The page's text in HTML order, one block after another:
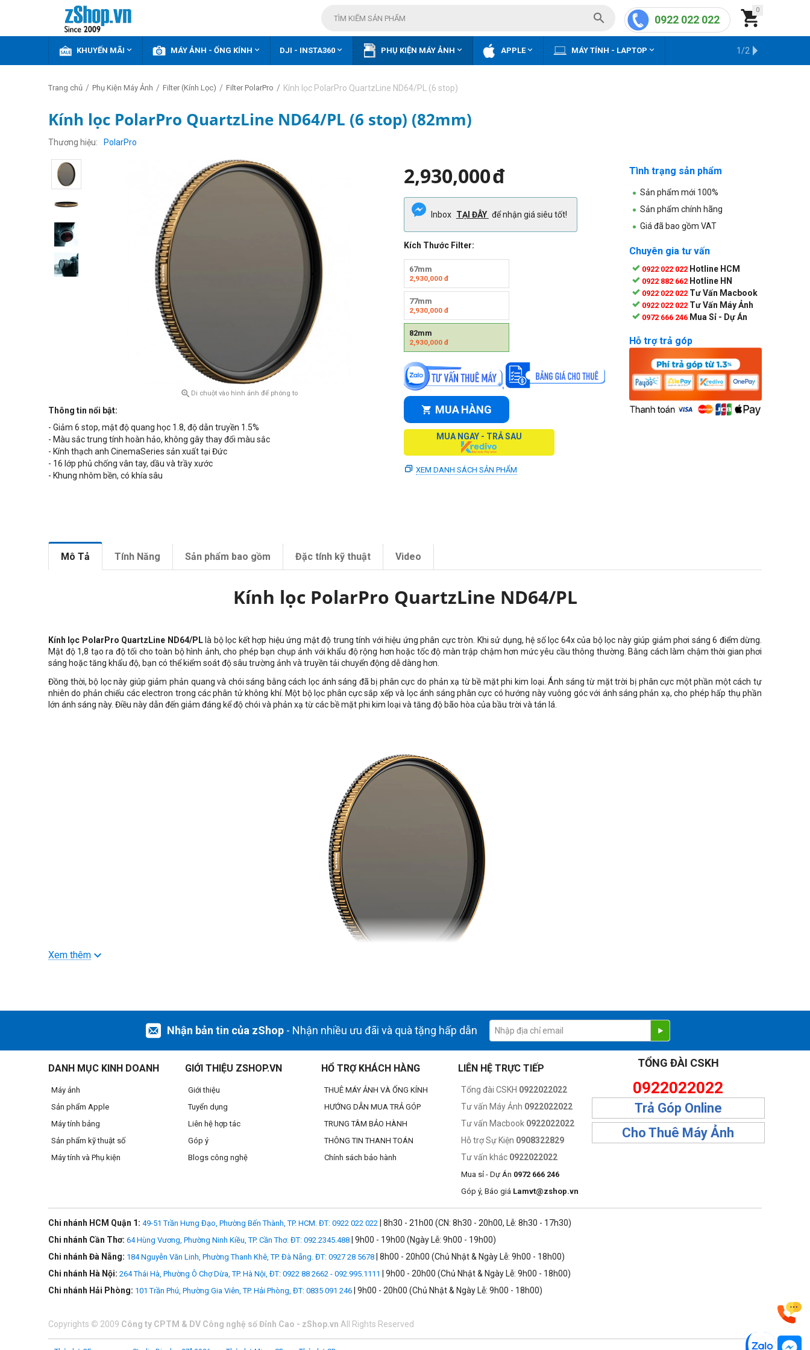
0

0922 022 022

KHUYẾN MÃI  MÁY ẢNH - ỐNG KÍNH  DJI - INSTA360  PHỤ KIỆN MÁY ẢNH  APPLE MÁY TÍNH - LAPTOP  KHO HÀNG CŨ
1/2
Trang chủ / Phụ Kiện Máy Ảnh / Filter (Kính Lọc) / Filter PolarPro / Kính lọc PolarPro QuartzLine ND64/PL (6 stop)
Kính lọc PolarPro QuartzLine ND64/PL (6 stop) (82mm)
Thương hiệu PolarPro
 Di chuột vào hình ảnh để phóng to
Thông tin nổi bật:
- Giảm 6 stop, mật độ quang học 1.8, độ dẫn truyền 1.5%
- Màu sắc trung tính hoàn hảo, không gây thay đổi màu sắc
- Kính thạch anh CinemaSeries sản xuất tại Đức
- 16 lớp phủ chống vân tay, dầu và trầy xước
- Khung nhôm bền, có khía sâu
2,930,000đ
Inbox TẠI ĐÂY để nhận giá siêu tốt!
Kích Thước Filter:
67mm
2,930,000đ
77mm
2,930,000đ
82mm
2,930,000đ
MUA HÀNG
MUA NGAY - TRẢ SAU
XEM DANH SÁCH SẢN PHẨM
Tình trạng sản phẩm
Sản phẩm mới 100%
Sản phẩm chính hãng
Giá đã bao gồm VAT
Chuyên gia tư vấn
0922 022 022 Hotline HCM
0922 882 662 Hotline HN
0922 022 022 Tư Vấn Macbook
0922 022 022 Tư Vấn Máy Ảnh
0972 666 246 Mua Sỉ - Dự Án
Hỗ trợ trả góp
Mô Tả Tính Năng Sản phẩm bao gồm Đặc tính kỹ thuật Video
Kính lọc PolarPro QuartzLine ND64/PL
Kính lọc PolarPro QuartzLine ND64/PLlà bộ lọc kết hợp hiệu ứng mật độ trung tính với hiệu ứng phân cực tròn. Khi sử dụng, hệ số lọc 64x của bộ lọc này giúp giảm phơi sáng 6 điểm dừng.
Mật độ 1,8 tạo ra độ tối cho toàn bộ hình ảnh, cho phép bạn chụp ảnh với khẩu độ rộng hơn hoặc tốc độ màn trập chậm hơn mức yêu cầu thông thường. Bằng cách làm chậm thời gian phơi
sáng hoặc tăng khẩu độ, bạn có thể kiểm soát độ sâu trường ảnh và truyền tải chuyển động dễ dàng hơn.
Đồng thời, bộ lọc này giúp giảm phản quang và chói sáng bằng cách lọc ánh sáng đã bị phân cực do phản xạ từ bề mặt phi kim loại. Ánh sáng từ mặt trời bị phân cực một phần một cách tự
nhiên do phản chiếu các electron trong các phân tử không khí. Một bộ lọc phân cực sắp xếp và lọc ánh sáng phân cực có hướng này vuông góc với ánh sáng phản xạ, cho phép hấp thụ phần
lớn ánh sáng này. Điều này dẫn đến giảm đáng kể độ chói và phản xạ từ các bề mặt phi kim loại và tăng độ bão hòa của bầu trời và tán lá.
Điều kiện ứng dụng lý tưởng: Có nắng nhẹ
Bộ lọc ND64/PL 6 điểm dừng này hoạt động hiệu quả cho nhiều ứng dụng và trường hợp sử dụng. Nó có thể được sử dụng cho cả quay phim và chụp ảnh, để kiểm soát tốc độ cửa trập với khẩu
độ rộng hoặc chụp ảnh phơi sáng lâu đầy sáng tạo.
Không cần xếp chồng các bộ lọc nữa
Với cả tính năng phân cực và giảm điểm dừng được tích hợp trong một bộ lọc duy nhất.
Xem thêm
Nhận bản tin của zShop - Nhận nhiều ưu đãi và quà tặng hấp dẫn
DANH MỤC KINH DOANH
Máy ảnh
Sản phẩm Apple
Máy tính bảng
Sản phẩm kỹ thuật số
Máy tính và Phụ kiện
GIỚI THIỆU ZSHOP.VN
Giới thiệu
Tuyển dụng
Liên hệ hợp tác
Góp ý
Blogs công nghệ
HỔ TRỢ KHÁCH HÀNG
THUÊ MÁY ẢNH VÀ ỐNG KÍNH
HƯỚNG DẪN MUA TRẢ GÓP
TRUNG TÂM BẢO HÀNH
THÔNG TIN THANH TOÁN
Chính sách bảo hành
LIÊN HỆ TRỰC TIẾP
Tổng đài CSKH 0922022022
Tư vấn Máy Ảnh 0922022022
Tư vấn Macbook 0922022022
Hỗ trợ Sự Kiện 0908322829
Tư vấn khác 0922022022
Mua sỉ - Dự Án 0972 666 246
Góp ý, Báo giá Lamvt@zshop.vn
TỔNG ĐÀI CSKH
0922022022
Trả Góp Online
Cho Thuê Máy Ảnh
Chi nhánh HCM Quận 1: 49-51 Trần Hưng Đạo, Phường Bến Thành, TP. HCM. ĐT: 0922 022 022 | 8h30 - 21h00 (CN: 8h30 - 20h00, Lễ: 8h30 - 17h30)
Chi nhánh Cần Thơ: 64 Hùng Vương, Phường Ninh Kiều, TP. Cần Thơ. ĐT: 092.2345.488 | 9h00 - 19h00 (Ngày Lễ: 9h00 - 19h00)
Chi nhánh Đà Nẵng: 184 Nguyễn Văn Linh, Phường Thanh Khê, TP. Đà Nẵng. ĐT: 0927 28 5678 | 8h00 - 20h00 (Chủ Nhật & Ngày Lễ: 9h00 - 18h00)
Chi nhánh Hà Nội: 264 Thái Hà, Phường Ô Chợ Dừa, TP. Hà Nội, ĐT: 0922 88 2662 - 092.995.1111
| 9h00 - 20h00 (Chủ Nhật & Ngày Lễ: 9h00 - 18h00)
Chi nhánh Hải Phòng: 101 Trần Phú, Phường Gia Viên, TP. Hải Phòng, ĐT: 0835 091 246 | 9h00 - 20h00 (Chủ Nhật & Ngày Lễ: 9h00 - 18h00)
Copyrights © 2009 Công ty CPTM & DV Công nghệ số Đỉnh Cao - zShop.vn All Rights Reserved